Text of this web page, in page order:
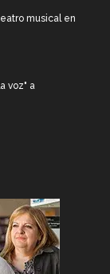
musical en
voz" a